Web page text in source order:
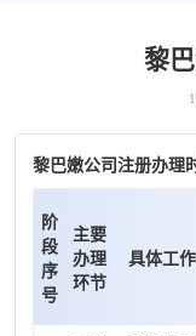
黎
黎巴嫩公司注册办理
阶
段
序
号
主要
办理
环节
具体工